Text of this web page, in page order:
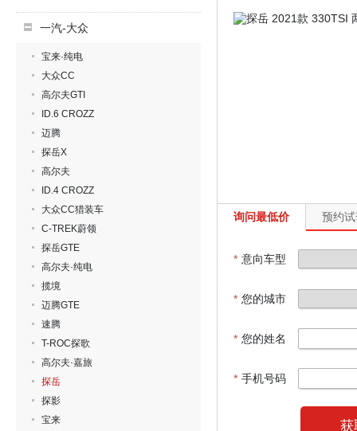
一汽-大众
宝来·纯电
大众CC
高尔夫GTI
ID.6 CROZZ
迈腾
探岳X
高尔夫
ID.4 CROZZ
大众CC猎装车
C-TREK蔚领
探岳GTE
高尔夫·纯电
揽境
迈腾GTE
速腾
T-ROC探歌
高尔夫·嘉旅
探岳
探影
宝来
询问最低价 预约
* 意向车型
* 您的城市
* 您的姓名
* 手机号码
获